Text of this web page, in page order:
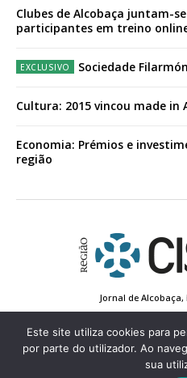
Clubes de Alcobaça juntam-
participantes em treino
Sociedade
Cultura: 2015 vincou made in
Economia: Prémios e
região
Jornal de
Conta de Registo
© 2022 Região de Cister -
Este site utiliza cookies para
por parte do utilizador. Ao
sua